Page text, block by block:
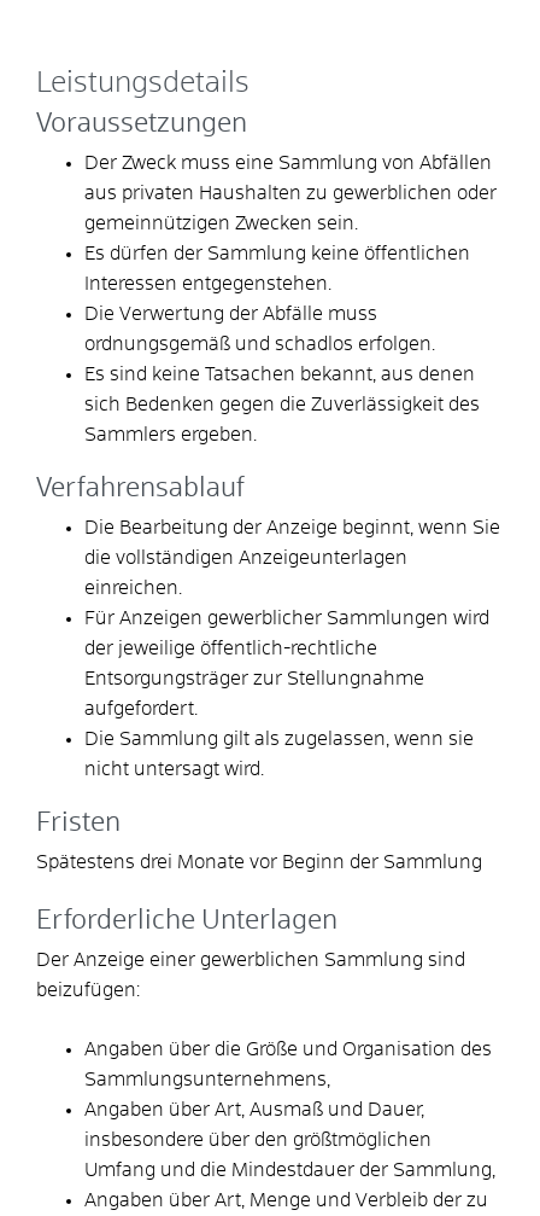
Leistungsdetails
Voraussetzungen
Der Zweck muss eine Sammlung von Abfällen
aus privaten Haushalten zu gewerblichen oder
gemeinnützigen Zwecken sein.
Es dürfen der Sammlung keine öffentlichen
Interessen entgegenstehen.
Die Verwertung der Abfälle muss
ordnungsgemäß und schadlos erfolgen.
Es sind keine Tatsachen bekannt, aus denen
sich Bedenken gegen die Zuverlässigkeit des
Sammlers ergeben.
Verfahrensablauf
Die Bearbeitung der Anzeige beginnt, wenn Sie
die vollständigen Anzeigeunterlagen
einreichen.
Für Anzeigen gewerblicher Sammlungen wird
der jeweilige öffentlich-rechtliche
Entsorgungsträger zur Stellungnahme
aufgefordert.
Die Sammlung gilt als zugelassen, wenn sie
nicht untersagt wird.
Fristen
Spätestens drei Monate vor Beginn der Sammlung
Erforderliche Unterlagen
Der Anzeige einer gewerblichen Sammlung sind
beizufügen:
Angaben über die Größe und Organisation des
Sammlungsunternehmens,
Angaben über Art, Ausmaß und Dauer,
insbesondere über den größtmöglichen
Umfang und die Mindestdauer der Sammlung,
Angaben über Art, Menge und Verbleib der zu